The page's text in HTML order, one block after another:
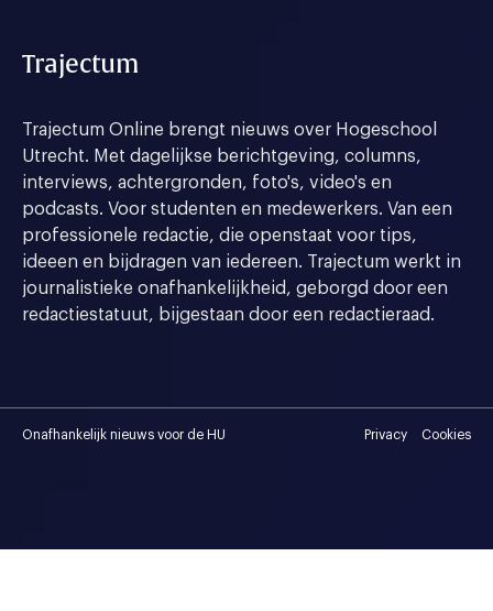
Trajectum
Trajectum Online brengt nieuws over Hogeschool
Utrecht. Met dagelijkse berichtgeving, columns,
interviews, achtergronden, foto's, video's en
podcasts. Voor studenten en medewerkers. Van een
professionele redactie, die openstaat voor tips,
ideeen en bijdragen van iedereen. Trajectum werkt in
journalistieke onafhankelijkheid, geborgd door een
redactiestatuut, bijgestaan door een redactieraad.
Onafhankelijk nieuws voor de HU Privacy Cookies